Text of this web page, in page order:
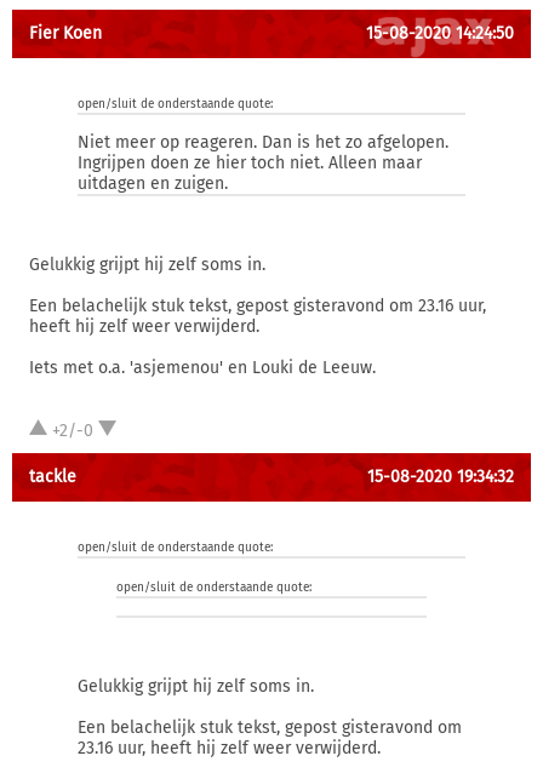
Fier Koen 15-08-2020 14:24:50
open/sluit de onderstaande quote:
Niet meer op reageren. Dan is het zo afgelopen.
Ingrijpen doen ze hier toch niet. Alleen maar
uitdagen en zuigen.
Gelukkig grijpt hij zelf soms in.
Een belachelijk stuk tekst, gepost gisteravond om 23.16 uur,
heeft hij zelf weer verwijderd.
Iets met o.a. 'asjemenou' en Louki de Leeuw.
+2/-0
tackle 15-08-2020 19:34:32
open/sluit de onderstaande quote:
open/sluit de onderstaande quote:
Gelukkig grijpt hij zelf soms in.
Een belachelijk stuk tekst, gepost gisteravond om
23.16 uur, heeft hij zelf weer verwijderd.